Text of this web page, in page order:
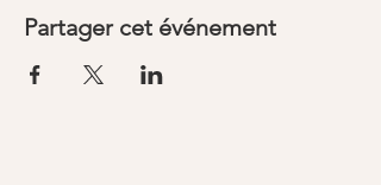
Partager cet événement